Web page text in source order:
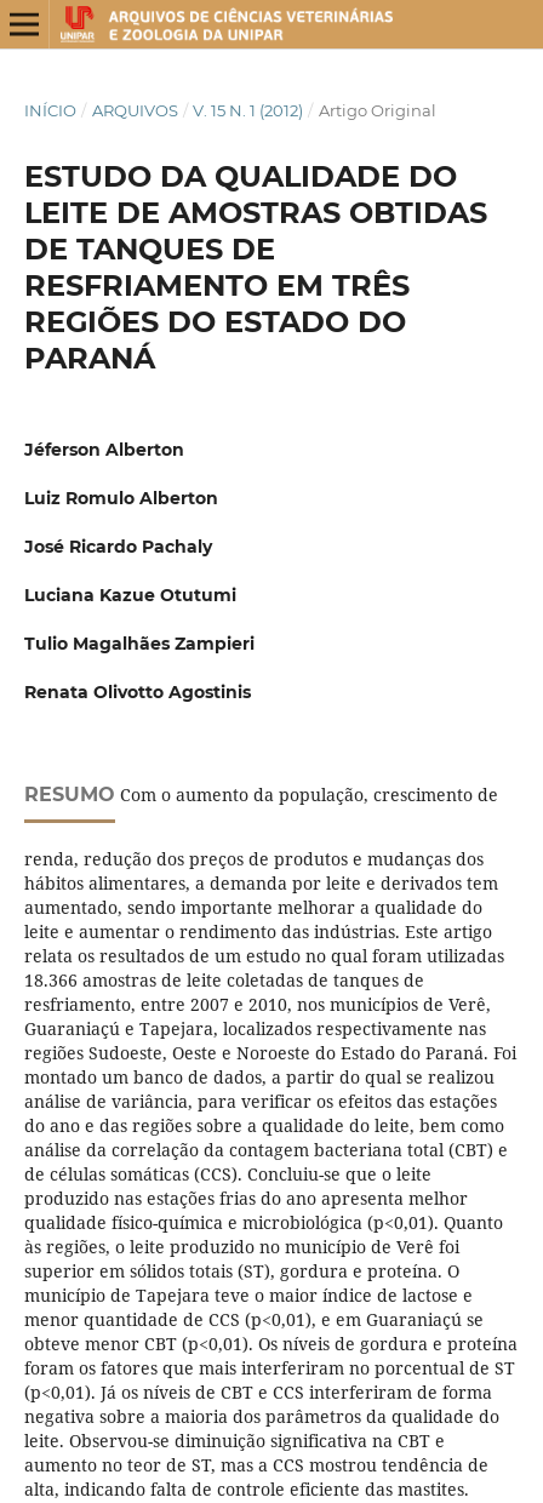
INÍCIO / ARQUIVOS / V. 15 N. 1 (2012) / Artigo Original
ESTUDO DA QUALIDADE DO
LEITE DE AMOSTRAS OBTIDAS
DE TANQUES DE
RESFRIAMENTO EM TRÊS
REGIÕES DO ESTADO DO
PARANÁ
Jéferson Alberton
Luiz Romulo Alberton
José Ricardo Pachaly
Luciana Kazue Otutumi
Tulio Magalhães Zampieri
Renata Olivotto Agostinis
RESUMO Com o aumento da população, crescimento de
renda, redução dos preços de produtos e mudanças dos
hábitos alimentares, a demanda por leite e derivados tem
aumentado, sendo importante melhorar a qualidade do
leite e aumentar o rendimento das indústrias. Este artigo
relata os resultados de um estudo no qual foram utilizadas
18.366 amostras de leite coletadas de tanques de
resfriamento, entre 2007 e 2010, nos municípios de Verê,
Guaraniaçú e Tapejara, localizados respectivamente nas
regiões Sudoeste, Oeste e Noroeste do Estado do Paraná. Foi
montado um banco de dados, a partir do qual se realizou
análise de variância, para verificar os efeitos das estações
do ano e das regiões sobre a qualidade do leite, bem como
análise da correlação da contagem bacteriana total (CBT) e
de células somáticas (CCS). Concluiu-se que o leite
produzido nas estações frias do ano apresenta melhor
qualidade físico-química e microbiológica (p<0,01). Quanto
às regiões, o leite produzido no município de Verê foi
superior em sólidos totais (ST), gordura e proteína. O
município de Tapejara teve o maior índice de lactose e
menor quantidade de CCS (p<0,01), e em Guaraniaçú se
obteve menor CBT (p<0,01). Os níveis de gordura e proteína
foram os fatores que mais interferiram no porcentual de ST
(p<0,01). Já os níveis de CBT e CCS interferiram de forma
negativa sobre a maioria dos parâmetros da qualidade do
leite. Observou-se diminuição significativa na CBT e
aumento no teor de ST, mas a CCS mostrou tendência de
alta, indicando falta de controle eficiente das mastites.